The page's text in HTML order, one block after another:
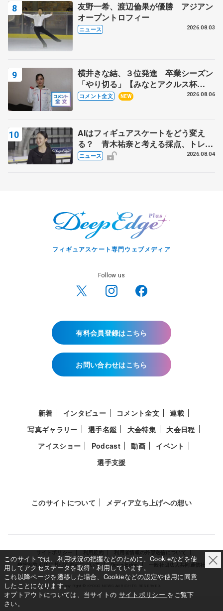
友野一希、渡辺倫果が優勝 アジアン
オープントロフィー
ニュース 2026.08.03
横井きな結、３位発進 卒業シーズン
「やり切る」【みなとアクルス杯
SP】
コメント全文 NEW 2026.08.06
AIはフィギュアスケートをどう変え
る？ 青木祐奈と考える採点、トレー
ニングの未来
ニュース 2026.08.04
フィギュアスケート専門ウェブメディア
Follow us
有料会員登録はこちら
お問い合わせはこちら
新着 インタビュー コメント全文
連載
写真ギャラリー
選手名鑑 大会特集
大会日程
アイスショー
Podcast 動画
イベント
選手支援
このサイトについて メディア立ち上げへの想い
サイトポリシー 利用規約
利用者情報の外部送信について
特定商取引法に基づく表示について
Deep Edge 一般社団法人共同通信社
Copy Right © KYODO NEWS All RIGHTS RESERVED.
このサイトでは、利用状況の把握などのために、Cookieなどを使
用してアクセスデータを取得・利用しています。
これ以降ページを遷移した場合、Cookieなどの設定や使用に同意
したことになります。
オプトアウトについては、当サイトの サイトポリシー をご覧下
さい。